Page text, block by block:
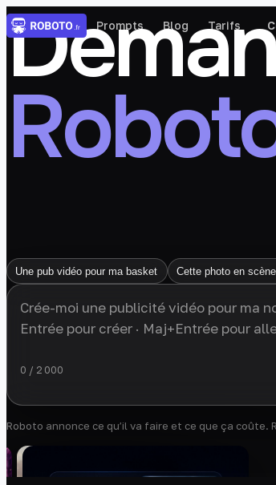
Prompts Blog Tarifs
Une pub vidéo pour ma basket Cette photo en
0 / 2 000
Roboto annonce ce qu’il va faire et ce que ça coûte.